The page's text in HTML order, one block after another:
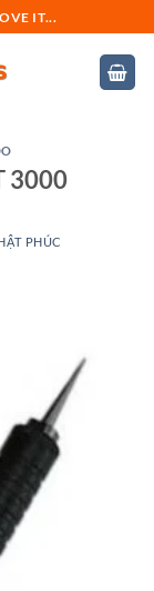
IT...
3000
PHÚC